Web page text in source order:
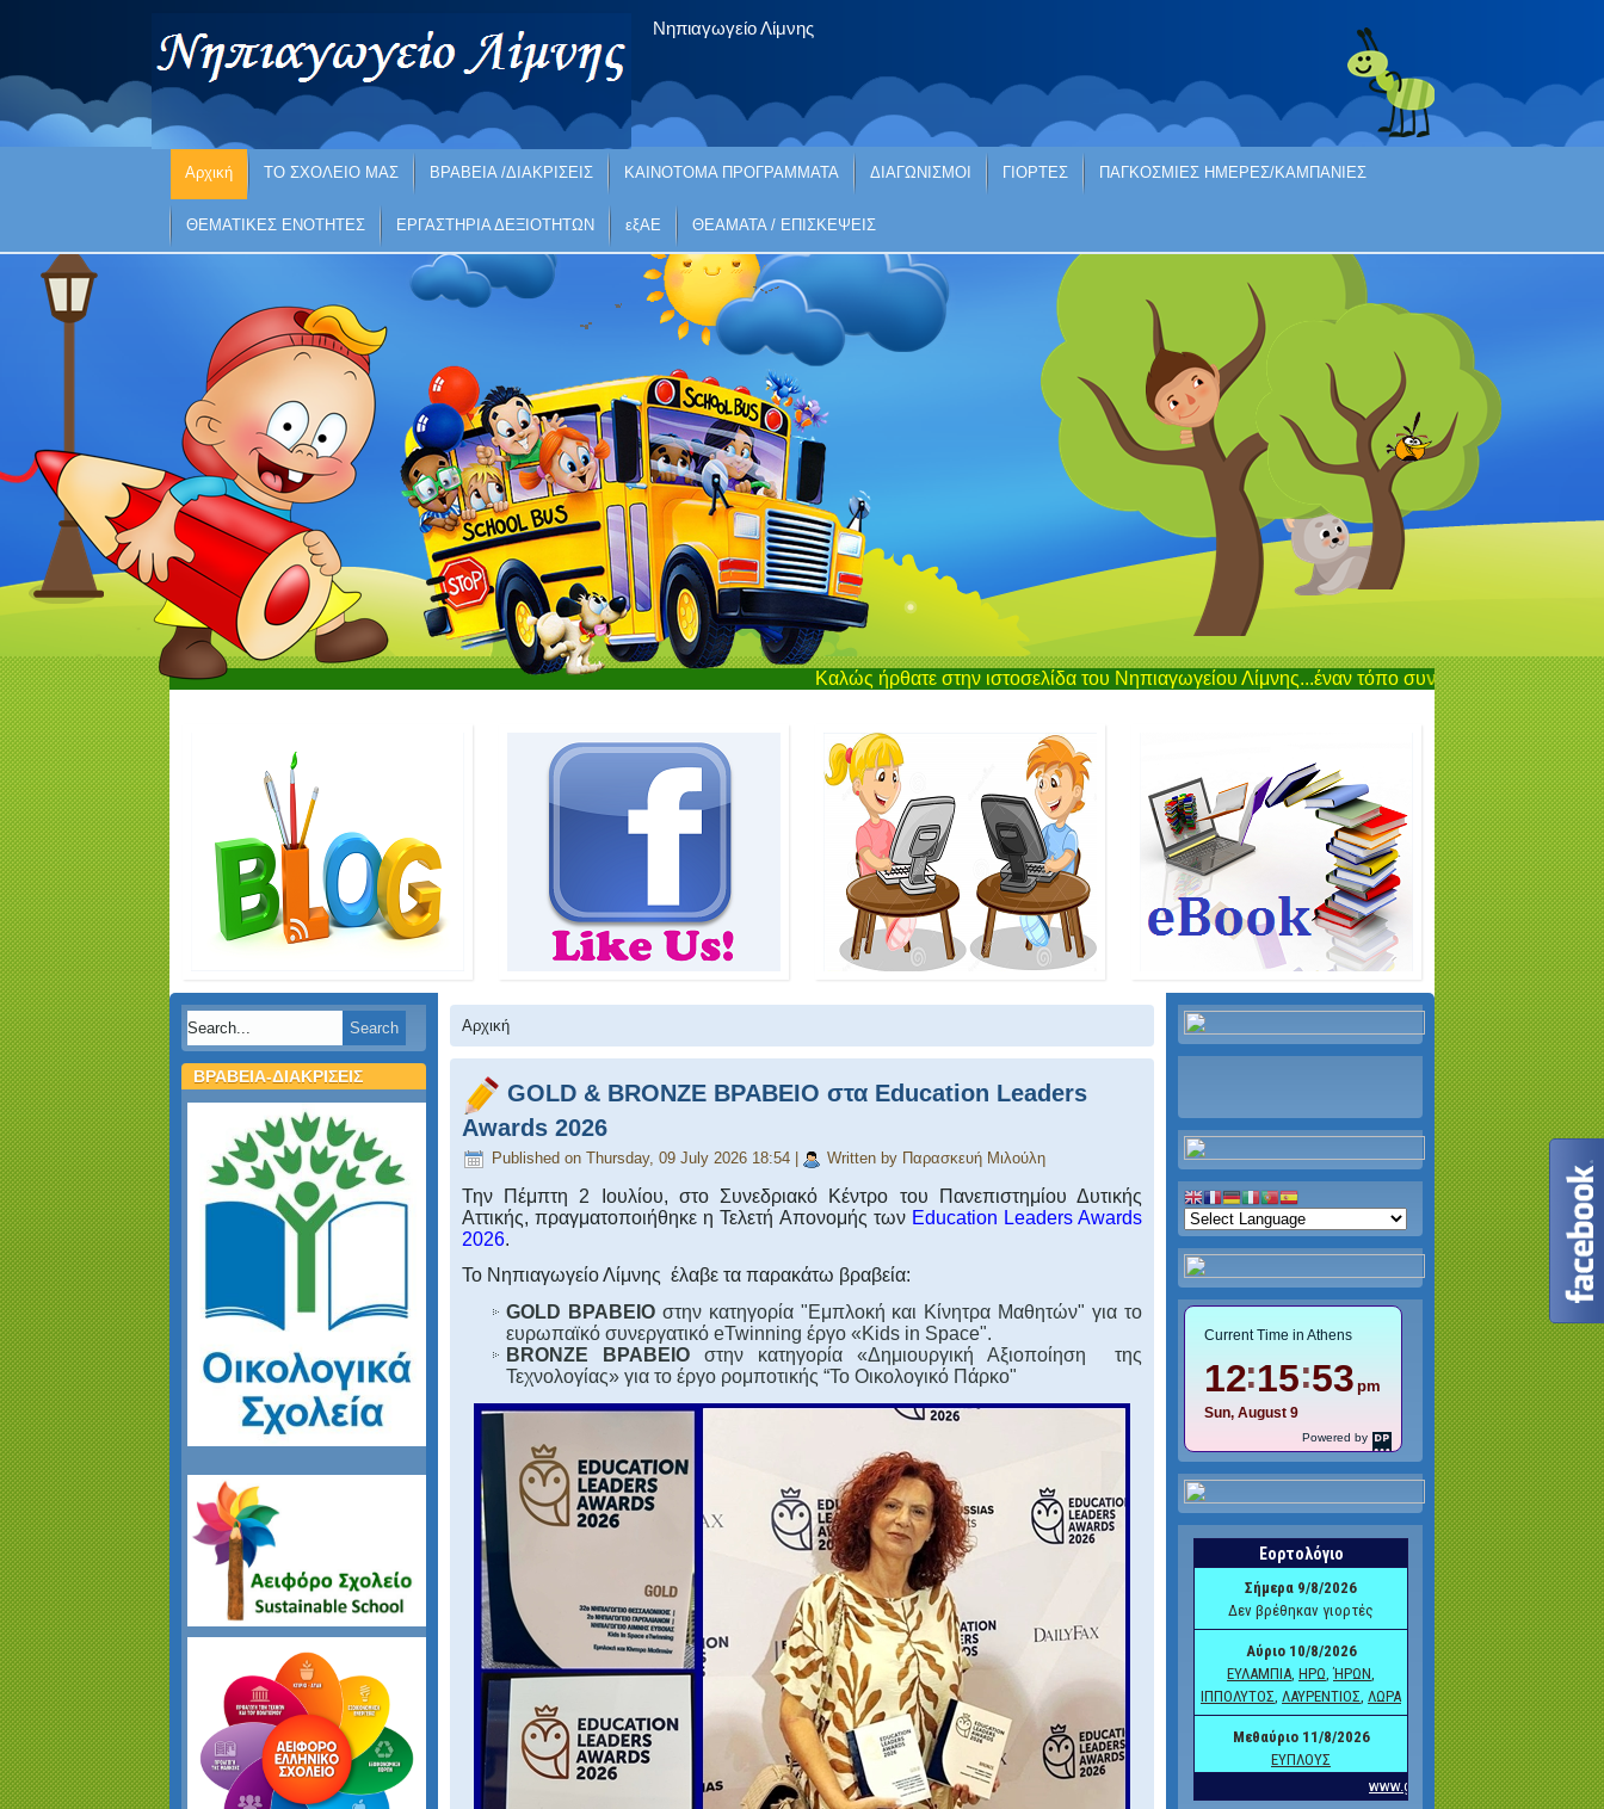
Νηπιαγωγείο Λίμνης
Αρχική ΤΟ ΣΧΟΛΕΙΟ ΜΑΣ ΒΡΑΒΕΙΑ /ΔΙΑΚΡΙΣΕΙΣ ΚΑΙΝΟΤΟΜΑ ΠΡΟΓΡΑΜΜΑΤΑ ΔΙΑΓΩΝΙΣΜΟΙ ΓΙΟΡΤΕΣ ΠΑΓΚΟΣΜΙΕΣ ΗΜΕΡΕΣ/ΚΑΜΠΑΝΙΕΣ
ΘΕΜΑΤΙΚΕΣ ΕΝΟΤΗΤΕΣ ΕΡΓΑΣΤΗΡΙΑ ΔΕΞΙΟΤΗΤΩΝ εξΑΕ ΘΕΑΜΑΤΑ / ΕΠΙΣΚΕΨΕΙΣ
Καλώς ήρθατε στην ιστοσελίδα του Νηπιαγωγείου Λίμνης...έναν τόπο συνάντησης,ενημέρωσης και
ΒΡΑΒΕΙΑ-ΔΙΑΚΡΙΣΕΙΣ
Αρχική
GOLD & BRONZE ΒΡΑΒΕΙΟ στα Education Leaders
Awards 2026‎
Published on Thursday, 09 July 2026 18:54 Written by Παρασκευή Μιλούλη
Την Πέμπτη 2 Ιουλίου, στο Συνεδριακό Κέντρο του Πανεπιστημίου Δυτικής
Αττικής, πραγματοποιήθηκε η Τελετή Απονομής τωνEducation Leaders Awards
2026.
Το Νηπιαγωγείο Λίμνης έλαβε τα παρακάτω βραβεία:
GOLD ΒΡΑΒΕΙΟστην κατηγορία "Εμπλοκή και Κίνητρα Μαθητών" για ‎το
ευρωπαϊκό συνεργατικό eTwinning έργο «Kids in Space".
BRONZE ΒΡΑΒΕΙΟ στην κατηγορία «Δημιουργική Αξιοποίηση της
‎Τεχνολογίας» για το έργο ρομποτικής “Το Οικολογικό Πάρκο"